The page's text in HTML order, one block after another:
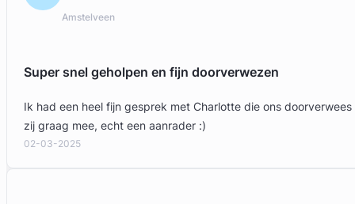
Amstelveen
Super snel geholpen en fijn doorverwezen
Ik had een heel fijn gesprek met Charlotte die ons
zij graag mee, echt een aanrader :)
02-03-2025